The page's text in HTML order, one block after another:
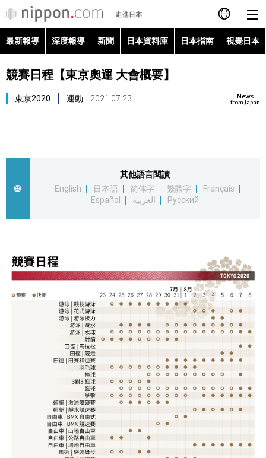
日本語
العربية
視覺日本
日本入門
政治外交
official SNS
最新報導 深度報導 新聞 日本資料庫 日本指南 視覺日本
競賽日程【東京奧運 大會概要】
News
from Japan
東京2020 運動 2021.07.23
其他語言閱讀
English
日本語 简体字 繁體字
Français
Español
العربية Русский